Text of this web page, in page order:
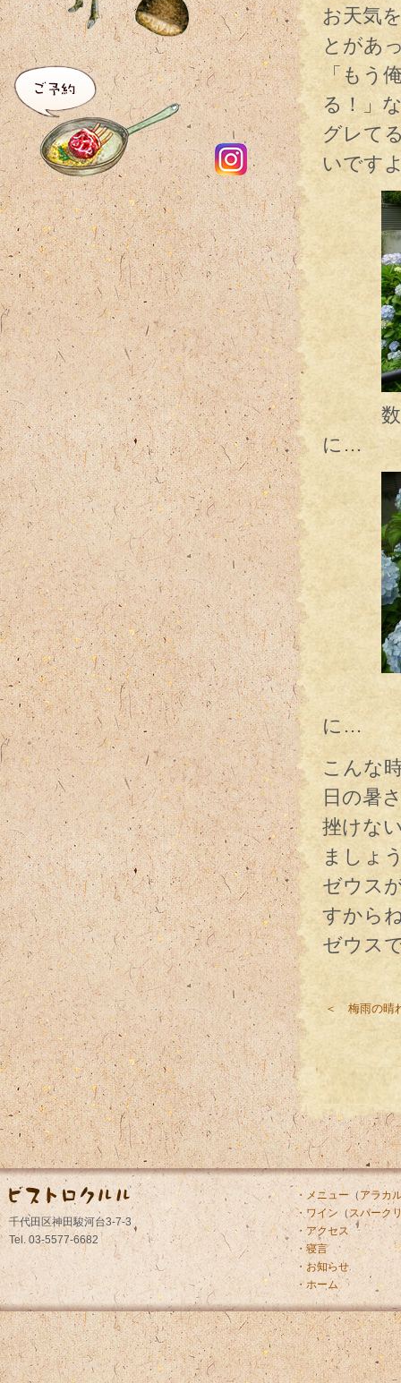
お天気
とがあ
「もう
る！」
グレて
いです
数日
に…
紫陽
に…
こんな
日の暑
挫けな
ましょ
ゼウス
すから
ゼウス
＜ 梅雨の晴
千代田区神田駿河台3-7-3
Tel. 03-5577-6682
・メニュー（ アラカ
・ワイン （スパーク
・アクセス
・寝言
・お知らせ
・ホーム